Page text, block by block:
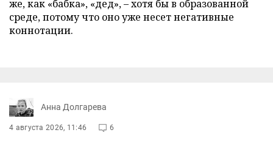
же, как «бабка», «дед», – хотя бы в образованной
среде, потому что оно уже несет негативные
коннотации.
Анна Долгарева
4 августа 2026, 11:46 6